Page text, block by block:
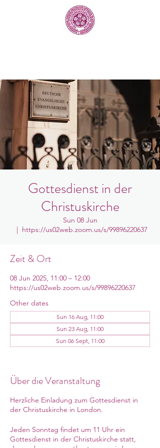
Gottesdienst in der
Christuskirche
Sun 08 Jun
  |
https://us02web.zoom.us/s/99896220637
Zeit & Ort
08 Jun 2025, 11:00 – 12:00
https://us02web.zoom.us/s/99896220637
Other dates
Sun 16 Aug, 11:00
Sun 23 Aug, 11:00
Sun 06 Sept, 11:00
Über die Veranstaltung
Herzliche Einladung zum Gottesdienst in
der Christuskirche in London.
Jeden Sonntag findet um 11 Uhr ein
Gottesdienst in der Christuskirche statt,